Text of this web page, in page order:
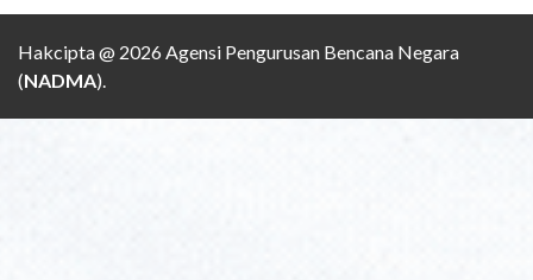
Hakcipta @ 2026 Agensi Pengurusan Bencana Negara
(NADMA).